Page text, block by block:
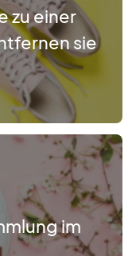
zu einer
sie
im